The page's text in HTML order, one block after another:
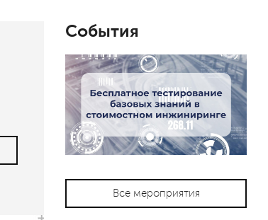
События
Все мероприятия